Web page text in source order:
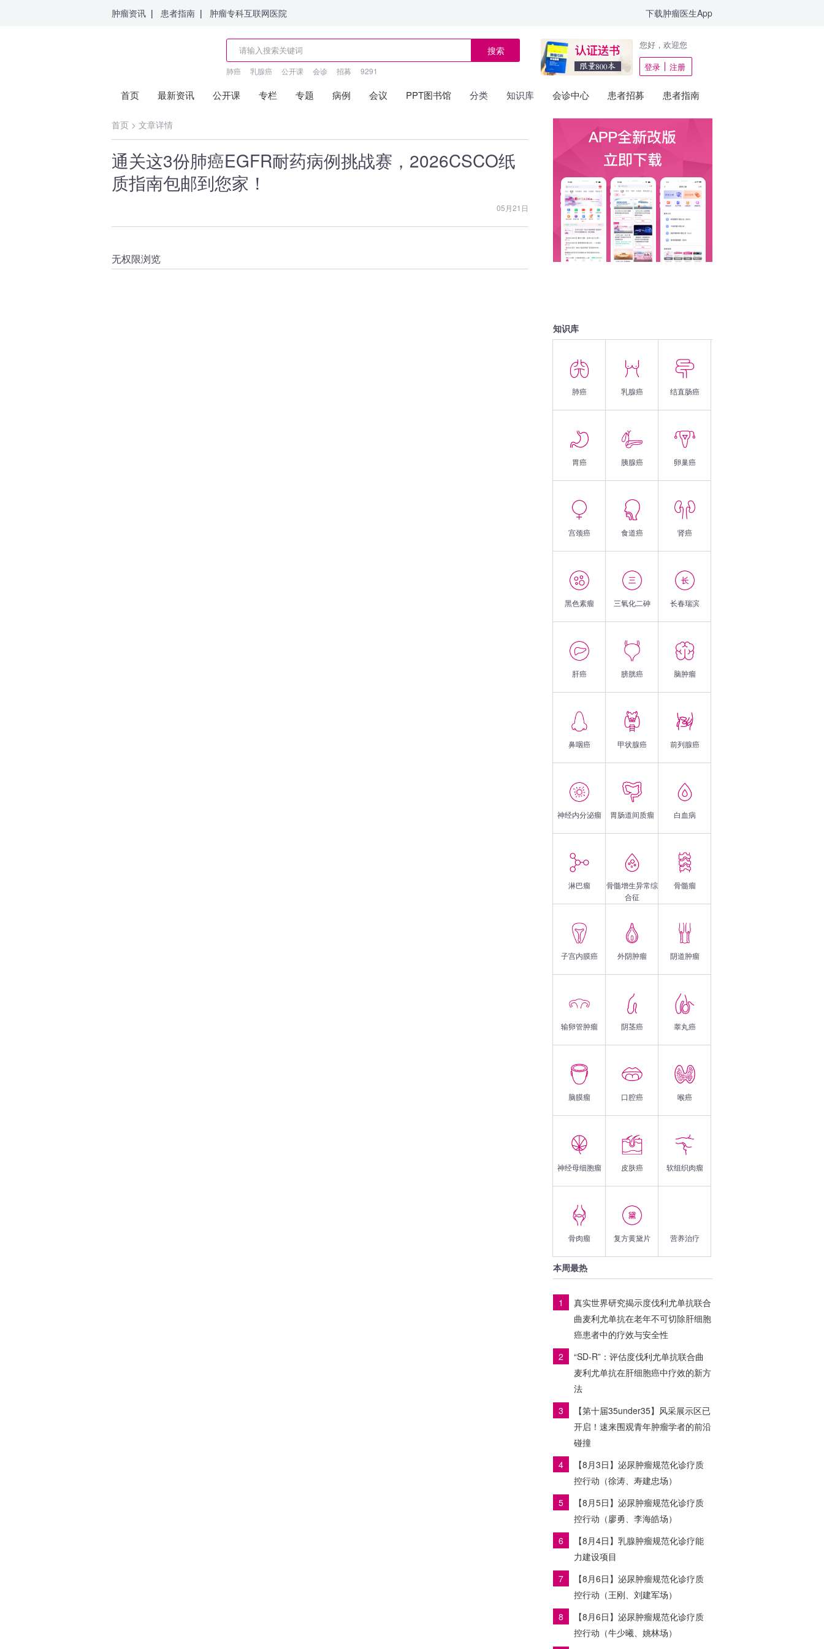
肿瘤资讯 | 患者指南 | 肿瘤专科互联网医院 下载肿瘤医生App
搜索
肺癌 乳腺癌 公开课 会诊 招募 9291
您好，欢迎您
登录
注册
首页 最新资讯 公开课 专栏 专题 病例 会议 PPT图书馆 分类 知识库 会诊中心 患者招募 患者指南
知识库
肺癌 乳腺癌 结直肠癌
胃癌 胰腺癌 卵巢癌
宫颈癌 食道癌 肾癌
黑色素瘤 三氧化二砷 长春瑞滨
肝癌 膀胱癌 脑肿瘤
鼻咽癌 甲状腺癌 前列腺癌
神经内分泌瘤 胃肠道间质瘤 白血病
淋巴瘤
骨髓增生异常综
合征
骨髓瘤
子宫内膜癌 外阴肿瘤 阴道肿瘤
输卵管肿瘤 阴茎癌 睾丸癌
脑膜瘤 口腔癌 喉癌
神经母细胞瘤 皮肤癌 软组织肉瘤
骨肉瘤 复方黄黛片 营养治疗
本周最热
1
真实世界研究揭示度伐利尤单抗联合
曲麦利尤单抗在老年不可切除肝细胞
癌患者中的疗效与安全性
2
“SD-R”：评估度伐利尤单抗联合曲
麦利尤单抗在肝细胞癌中疗效的新方
法
3
【第十届35under35】风采展示区已
开启！速来围观青年肿瘤学者的前沿
碰撞
4
【8月3日】泌尿肿瘤规范化诊疗质
控行动（徐涛、寿建忠场）
5
【8月5日】泌尿肿瘤规范化诊疗质
控行动（廖勇、李海皓场）
6
【8月4日】乳腺肿瘤规范化诊疗能
力建设项目
7
【8月6日】泌尿肿瘤规范化诊疗质
控行动（王刚、刘建军场）
8
【8月6日】泌尿肿瘤规范化诊疗质
控行动（牛少曦、姚林场）
首页 > 文章详情
通关这3份肺癌EGFR耐药病例挑战赛，2026CSCO纸
质指南包邮到您家！
05月21日
无权限浏览